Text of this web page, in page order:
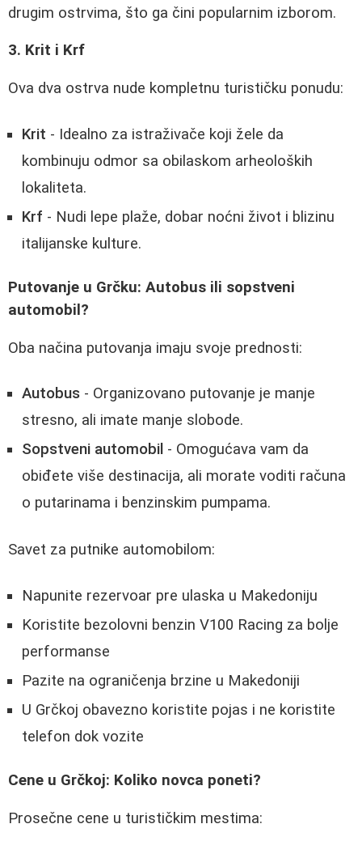
drugim ostrvima, što ga čini popularnim izborom.
3. Krit i Krf
Ova dva ostrva nude kompletnu turističku ponudu:
Krit - Idealno za istraživače koji žele da
kombinuju odmor sa obilaskom arheoloških
lokaliteta.
Krf - Nudi lepe plaže, dobar noćni život i blizinu
italijanske kulture.
Putovanje u Grčku: Autobus ili sopstveni
automobil?
Oba načina putovanja imaju svoje prednosti:
Autobus - Organizovano putovanje je manje
stresno, ali imate manje slobode.
Sopstveni automobil - Omogućava vam da
obiđete više destinacija, ali morate voditi računa
o putarinama i benzinskim pumpama.
Savet za putnike automobilom:
Napunite rezervoar pre ulaska u Makedoniju
Koristite bezolovni benzin V100 Racing za bolje
performanse
Pazite na ograničenja brzine u Makedoniji
U Grčkoj obavezno koristite pojas i ne koristite
telefon dok vozite
Cene u Grčkoj: Koliko novca poneti?
Prosečne cene u turističkim mestima: